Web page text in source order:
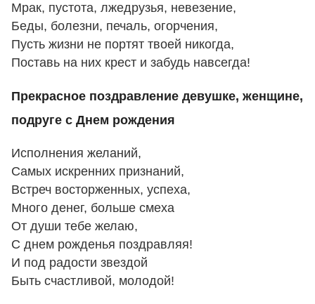
Мрак, пустота, лжедрузья, невезение,
Беды, болезни, печаль, огорчения,
Пусть жизни не портят твоей никогда,
Поставь на них крест и забудь навсегда!
Прекрасное поздравление девушке, женщине,
подруге с Днем рождения
Исполнения желаний,
Самых искренних признаний,
Встреч восторженных, успеха,
Много денег, больше смеха
От души тебе желаю,
С днем рожденья поздравляя!
И под радости звездой
Быть счастливой, молодой!